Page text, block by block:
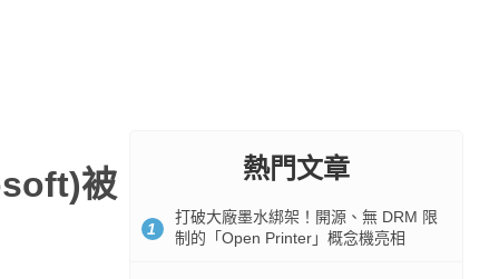
被
熱門文章
1
打破大廠墨水綁架！開源、無 DRM 限
制的「Open Printer」概念機亮相